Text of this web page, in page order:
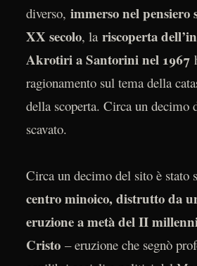
diverso, immerso nel pensiero
XX secolo, la riscoperta
Akrotiri a Santorini nel 1967
ragionamento sul tema della
della scoperta. Circa un decimo
scavato.
Circa un decimo del sito è stato
centro minoico, distrutto da
eruzione a metà del II
Cristo– eruzione che segnò